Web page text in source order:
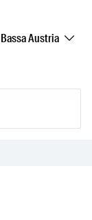
Bassa Austria